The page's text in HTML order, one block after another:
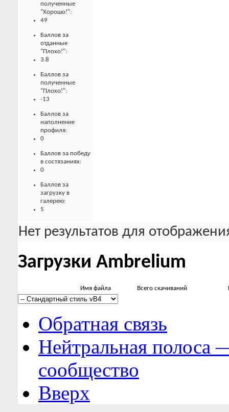
полученные
"Хорошо!":
49
Баллов за
отданные
"Плохо!":
3.8
Баллов за
полученные
"Плохо!":
-13
Баллов за
наполнение
профиля:
0
Баллов за победу
в состязаниях:
0
Баллов за
загрузку в
галерею:
5
Нет результатов для
Загрузки Ambrelium
Имя файла Всего скачиваний
Обратная связь
Нейтральная полоса
сообщество
Вверх